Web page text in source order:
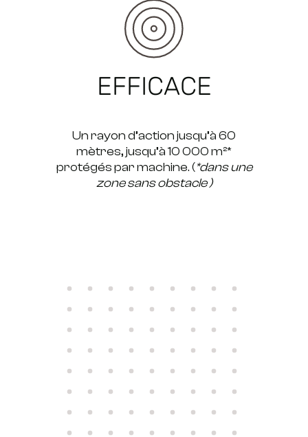
EFFICACE
Un rayon d’action jusqu’à 60
mètres, jusqu’à 10 000 m²*
protégés par machine. (*dans une
zone sans obstacle )